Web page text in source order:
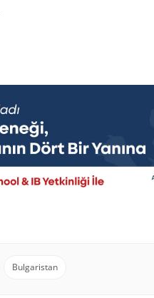
Bulgaristan